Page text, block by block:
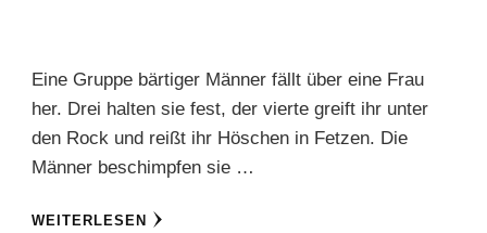
Eine Gruppe bärtiger Männer fällt über eine Frau
her. Drei halten sie fest, der vierte greift ihr unter
den Rock und reißt ihr Höschen in Fetzen. Die
Männer beschimpfen sie …
WEITERLESEN